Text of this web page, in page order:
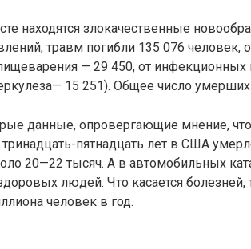
находятся злокачественные
травм погибли 135 076 человек,
— 29 450, от инфекционных
15 251). Общее число
данные, опровергающие мнение,
пятнадцать лет в США
20—22 тысяч. А в автомобильных
людей. Что касается болезней,
человек в год.